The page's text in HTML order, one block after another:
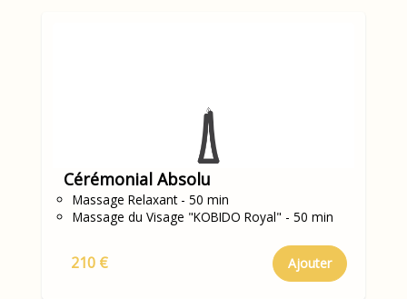
Cérémonial Absolu
Massage Relaxant - 50 min
Massage du Visage "KOBIDO Royal" - 50 min
210 € Ajouter